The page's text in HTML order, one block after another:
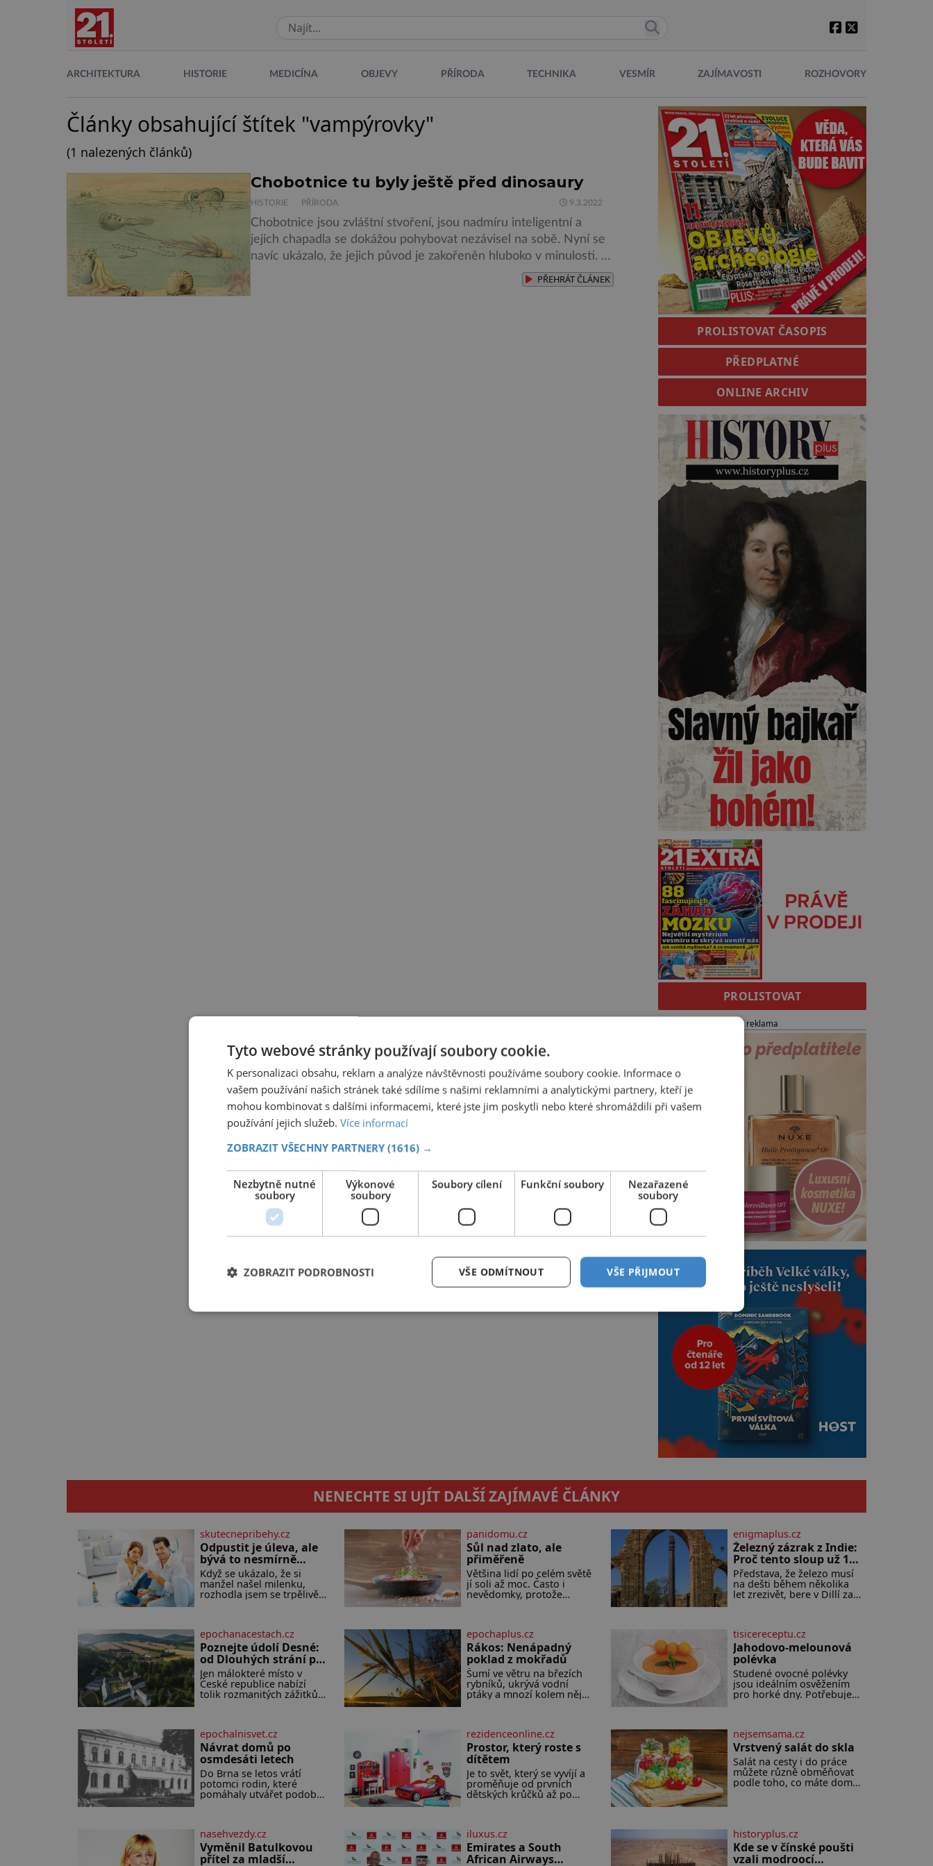
ARCHITEKTURA HISTORIE MEDICÍNA OBJEVY PŘÍRODA TECHNIKA VESMÍR ZAJÍMAVOSTI ROZHOVORY
Články obsahující štítek "vampýrovky"
(1 nalezených článků)
Chobotnice tu byly ještě před dinosaury
HISTORIE PŘÍRODA 9.3.2022
Chobotnice jsou zvláštní stvoření, jsou nadmíru inteligentní a
jejich chapadla se dokážou pohybovat nezávisel na sobě. Nyní se
navíc ukázalo, že jejich původ je zakořeněn hluboko v minulosti.
V březnu 2022 oznámili američtí vědci, že opětovně prozkoumali
fosilii nalezenou před mnoha lety, a nyní mohou s jistotou říct, že
PŘEHRÁTČLÁNEK
PROLISTOVAT ČASOPIS
PŘEDPLATNÉ
ONLINE ARCHIV
PROLISTOVAT
reklama
NENECHTE SI UJÍT DALŠÍ ZAJÍMAVÉ ČLÁNKY
skutecnepribehy.cz
Odpustit je úleva, ale
bývá to nesmírně
těžké
Když se ukázalo, že si
manžel našel milenku,
rozhodla jsem se trpělivě
z nejtěžších věcí na světě.
Ale každý, kdo s tím má
nějaké zkušenosti, se
zapřísahá, že pokud
odpustíte, znatelně se vám
uleví. Když se ke mně
doneslo, že si manžel
panidomu.cz
Sůl nad zlato, ale
přiměřeně
Většina lidí po celém světě
jí soli až moc. Často i
nevědomky, protože
dokonce i těch sladkých.
Sůl je zdravá Ale v ani ne
třetinovém množství, než
je pro většinu populace
běžné. Její základní složky–
sodík a chlór – jsou
zásadní pro správné
enigmaplus.cz
Železný zázrak z Indie:
Proč tento sloup už 1
600 let nezná rez?
Představa, že železo musí
na dešti během několika
let zrezivět, bere v Dillí za
sloup, který už přibližně 1
600 let odolává počasí
epochanacestach.cz
Poznejte údolí Desné:
od Dlouhých strání po
termální prameny
Jen málokteré místo v
České republice nabízí
tolik rozmanitých zážitků
dne můžete nahlédnout
do útrob jedné z
nejvýznamnějších vodních
elektráren v Evropě, vydat
se na horské hřebeny,
projet se na koloběžce a
den zakončit poznáváním
termálním
epochaplus.cz
Rákos: Nenápadný
poklad z mokřadů
Šumí ve větru na březích
rybníků, ukrývá vodní
ptáky a mnozí kolem něj
vyrábět lodě, zapisovat
první texty a inspiroval
řadu pověstí. Tato
skromná, ale užitečná
rostlina provází člověka už
tisíce let. Většina lidí vnímá
rákos jen jako obyčejnou
tisicereceptu.cz
Jahodovo-melounová
polévka
Studené ovocné polévky
jsou ideálním osvěžením
pro horké dny. Potřebujete
krystal 1 lžíci medu 200 g
zakysané sm
epochalnisvet.cz
Návrat domů po
osmdesáti letech
Do Brna se letos vrátí
potomci rodin, které
pomáhaly utvářet podobu
Příběhy rodů Placzek,
Löw-Beer, Fuhrmann, Kohn
a Stiassni se stanou
rezidenceonline.cz
Prostor, který roste s
dítětem
Je to svět, který se vyvíjí a
proměňuje od prvních
dětských krůčků až po
soustředění i odpočinek a
reaguje na každou etapu
života a specifické potřeby
nejsemsama.cz
Vrstvený salát do skla
Salát na cesty i do práce
můžete různě obměňovat
podle toho, co máte doma.
ledového nebo jiného
salátu (římský salát,
polníček…) ✿ 1 malá
nasehvezdy.cz
Vyměnil Batulkovou
přítel za mladší
iluxus.cz
Emirates a South
African Airways
historyplus.cz
Kde se v čínské poušti
vzali modroocí
Tyto webové stránky používají soubory cookie.
K personalizaci obsahu, reklam a analýze návštěvnosti používáme soubory cookie. Informace o
vašem používání našich stránek také sdílíme s našimi reklamními a analytickými partnery, kteří je
mohou kombinovat s dalšími informacemi, které jste jim poskytli nebo které shromáždili při vašem
používání jejich služeb. Více informací
ZOBRAZIT VŠECHNY PARTNERY (1616) →
Nezbytně nutné
soubory
Výkonové
soubory
Soubory cílení Funkční soubory
Nezařazené
soubory
VŠE PŘIJMOUT
VŠE ODMÍTNOUT
ZOBRAZIT PODROBNOSTI